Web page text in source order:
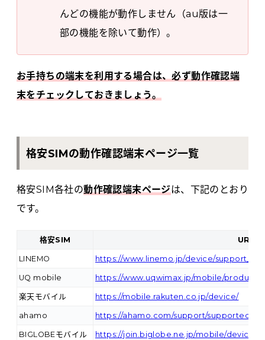
んどの機能が動作しません（au版は一
部の機能を除いて動作）。
お手持ちの端末を利用する場合は、必ず動作確認端
末をチェックしておきましょう。
格安SIMの動作確認端末ページ一覧
格安SIM各社の動作確認端末ページは、下記のとおり
です。
格安SIM URL
LINEMO https://www.linemo.jp/device/support_list/
UQ mobile https://www.uqwimax.jp/mobile/
楽天モバイル https://mobile.rakuten.co.jp/device/
ahamo https://ahamo.com/support/supported-
BIGLOBEモバイル https://join.biglobe.ne.jp/mobile/device/